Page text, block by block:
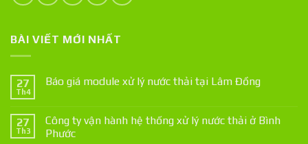
BÀI VIẾT MỚI NHẤT
27
Th4
Báo giá module xử lý nước thải tại Lâm Đồng
27
Th3
Công ty vận hành hệ thống xử lý nước thải ở Bình
Phước